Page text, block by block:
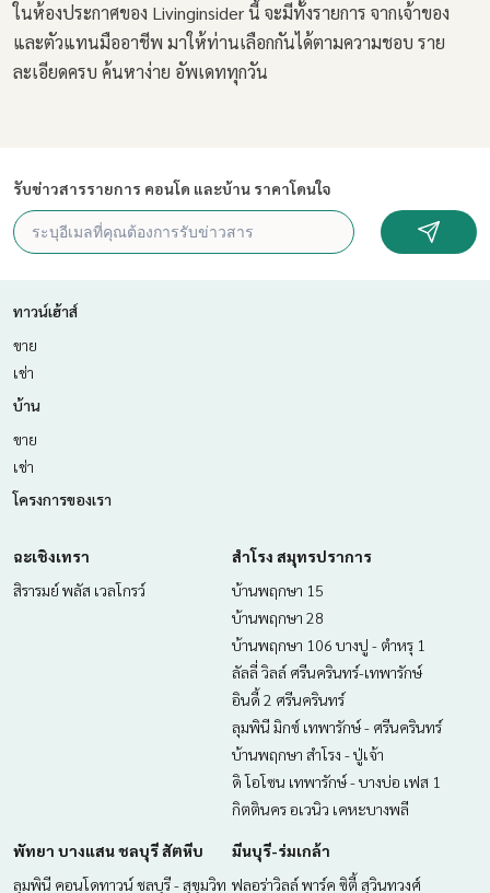
ในห้องประกาศของ Livinginsider นี้ จะมีทั้งรายการ จากเจ้าของ
และตัวแทนมืออาชีพ มาให้ท่านเลือกกันได้ตามความชอบ ราย
ละเอียดครบ ค้นหาง่าย อัพเดททุกวัน
รับข่าวสารรายการ คอนโด และบ้าน ราคาโดนใจ
ทาวน์เฮ้าส์
ขาย
เช่า
บ้าน
ขาย
เช่า
โครงการของเรา
ฉะเชิงเทรา
สิรารมย์ พลัส เวลโกรว์
สำโรง สมุทรปราการ
บ้านพฤกษา 15
บ้านพฤกษา 28
บ้านพฤกษา 106 บางปู - ตำหรุ 1
ลัลลี่ วิลล์ ศรีนครินทร์-เทพารักษ์
อินดี้ 2 ศรีนครินทร์
ลุมพินี มิกซ์ เทพารักษ์ - ศรีนครินทร์
บ้านพฤกษา สำโรง - ปู่เจ้า
ดิ โอโซน เทพารักษ์ - บางบ่อ เฟส 1
กิตตินคร อเวนิว เคหะบางพลี
พัทยา บางแสน ชลบุรี สัตหีบ
ลุมพินี คอนโดทาวน์ ชลบุรี - สุขุมวิท
มีนบุรี-ร่มเกล้า
ฟลอร่าวิลล์ พาร์ค ซิตี้ สุวินทวงศ์